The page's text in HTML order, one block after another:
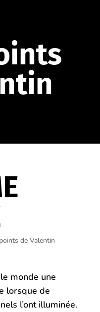
de Valentin
monde une
lorsque de
l’ont illuminée.